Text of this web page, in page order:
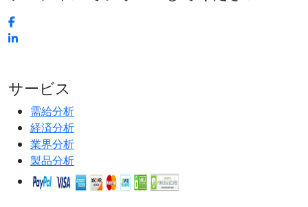
サービス
需給分析
経済分析
業界分析
製品分析